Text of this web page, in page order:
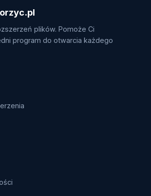
plików. Pomoże Ci
program do otwarcia każdego